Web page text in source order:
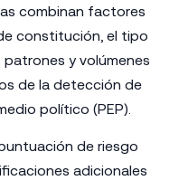
combinan factores
constitución, el tipo
y volúmenes
de la detección de
político (PEP).
de riesgo
adicionales